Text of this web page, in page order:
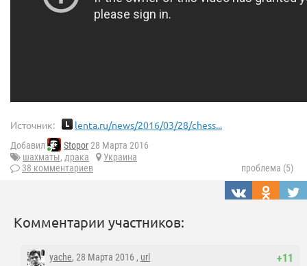
Источник: lenta.ru/news/2016/03/28/chess...
Добавил Stopor28 Марта 2016
шахматы, драка
Украина
38 комментариев
проблема (5)
Комментарии участников:
+11
yache, 28 Марта 2016 , url